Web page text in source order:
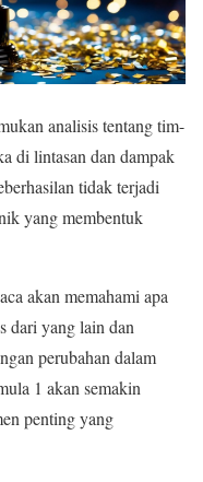
analisis tentang tim-
di lintasan dan dampak
tidak terjadi
yang membentuk
akan memahami apa
dari yang lain dan
perubahan dalam
1 akan semakin
penting yang